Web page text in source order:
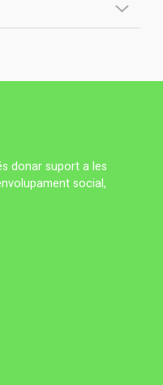
donar suport a les
social,